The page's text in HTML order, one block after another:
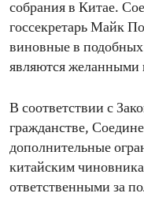
собрания в Китае.
госсекретарь Майк
виновные в
являются
В соответствии с
гражданстве,
дополнительные
китайским
ответственными за